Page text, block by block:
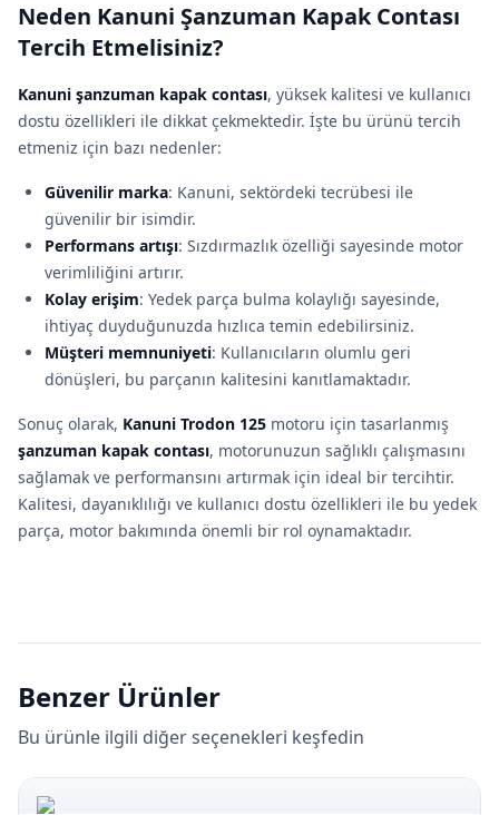
Neden Kanuni Şanzuman Kapak Contası
Tercih Etmelisiniz?
Kanuni şanzuman kapak contası, yüksek kalitesi ve kullanıcı
dostu özellikleri ile dikkat çekmektedir. İşte bu ürünü tercih
etmeniz için bazı nedenler:
Güvenilir marka: Kanuni, sektördeki tecrübesi ile
güvenilir bir isimdir.
Performans artışı: Sızdırmazlık özelliği sayesinde motor
verimliliğini artırır.
Kolay erişim: Yedek parça bulma kolaylığı sayesinde,
ihtiyaç duyduğunuzda hızlıca temin edebilirsiniz.
Müşteri memnuniyeti: Kullanıcıların olumlu geri
dönüşleri, bu parçanın kalitesini kanıtlamaktadır.
Sonuç olarak, Kanuni Trodon 125 motoru için tasarlanmış
şanzuman kapak contası, motorunuzun sağlıklı çalışmasını
sağlamak ve performansını artırmak için ideal bir tercihtir.
Kalitesi, dayanıklılığı ve kullanıcı dostu özellikleri ile bu yedek
parça, motor bakımında önemli bir rol oynamaktadır.
Benzer Ürünler
Bu ürünle ilgili diğer seçenekleri keşfedin